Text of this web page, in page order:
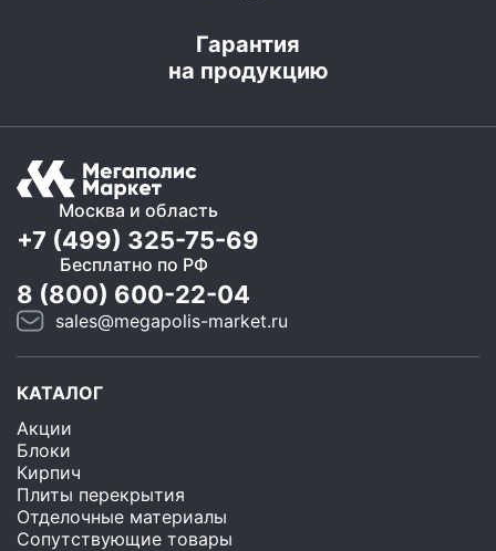
Гарантия
на продукцию
Москва и область
+7 (499) 325-75-69
Бесплатно по РФ
8 (800) 600-22-04
sales@megapolis-market.ru
КАТАЛОГ
Акции
Блоки
Кирпич
Плиты перекрытия
Отделочные материалы
Сопутствующие товары